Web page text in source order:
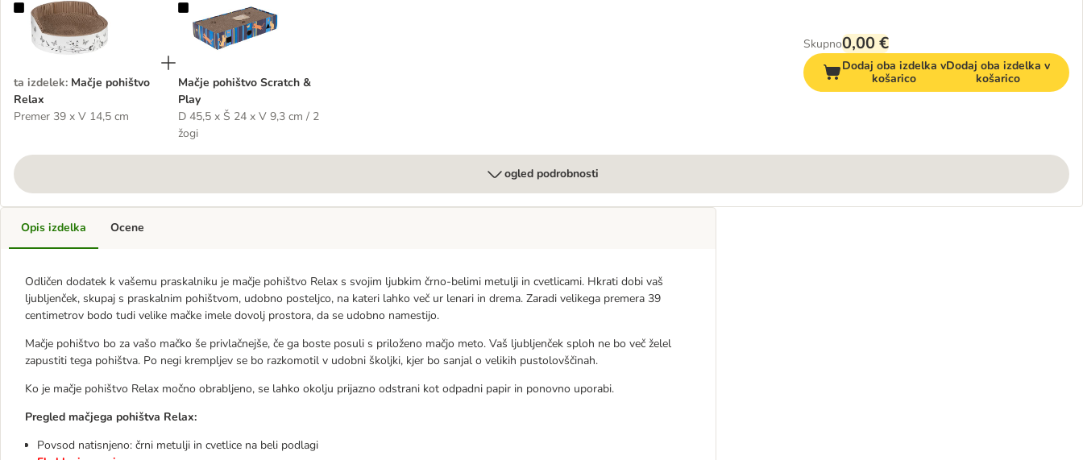
Mačje pohištvo Relax
ta izdelek: Mačje pohištvo
Relax
Premer 39 x V 14,5 cm
Mačje pohištvo Scratch & Play
Mačje pohištvo Scratch &
Play
D 45,5 x Š 24 x V 9,3 cm / 2
žogi
Skupno0,00 €
Dodaj oba izdelka v
košarico
Dodaj oba izdelka v
košarico
ogled podrobnosti
Opis izdelka
Odličen dodatek k vašemu praskalniku je mačje pohištvo Relax s svojim ljubkim črno-belimi metulji in cvetlicami. Hkrati dobi vaš
ljubljenček, skupaj s praskalnim pohištvom, udobno posteljco, na kateri lahko več ur lenari in drema. Zaradi velikega premera 39
centimetrov bodo tudi velike mačke imele dovolj prostora, da se udobno namestijo.
Mačje pohištvo bo za vašo mačko še privlačnejše, če ga boste posuli s priloženo mačjo meto. Vaš ljubljenček sploh ne bo več želel
zapustiti tega pohištva. Po negi krempljev se bo razkomotil v udobni školjki, kjer bo sanjal o velikih pustolovščinah.
Ko je mačje pohištvo Relax močno obrabljeno, se lahko okolju prijazno odstrani kot odpadni papir in ponovno uporabi.
Pregled mačjega pohištva Relax:
Povsod natisnjeno: črni metulji in cvetlice na beli podlagi
Ocene